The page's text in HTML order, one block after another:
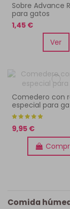
Sobre Advance
para gatos
1,45 €
Ver
Comedero con
especial para
9,95 €
Comida